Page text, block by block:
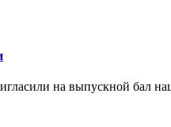
на выпускной бал